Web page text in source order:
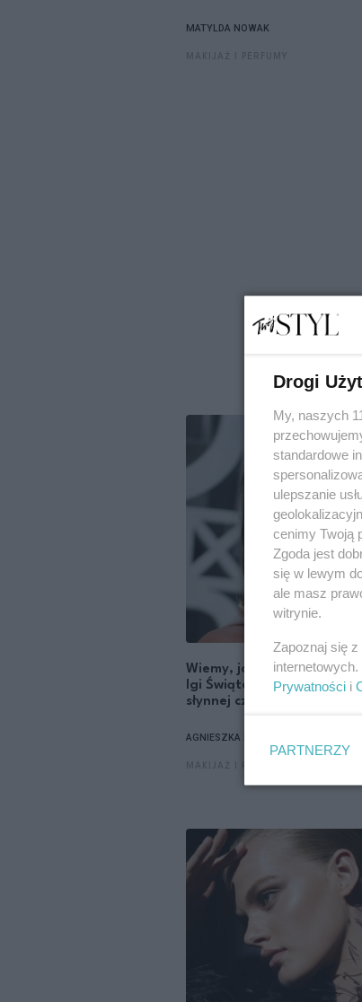
MATYLDA NOWAK
Wiemy, jak powstawał
Igi Świątek i znamy
słynnej czerwonej szminki!
AGNIESZKA NIERADZKA-
Drogi
My, naszych
standardowe
ulepszanie
cenimy Twoją
Zgoda jest
się w lewym
ale masz
witrynie.
Zapoznaj się
Prywatności i
PARTNERZY